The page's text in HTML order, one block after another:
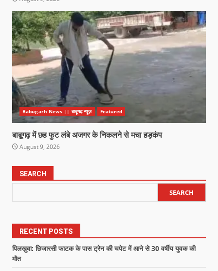
Babugarh News || बाबूगढ़ न्यूज़ Featured
बाबूगढ़ में छह फुट लंबे अजगर के निकलने से मचा हड़कंप
August 9, 2026
SEARCH
SEARCH
RECENT POSTS
पिलखुवा: छिजारसी फाटक के पास ट्रेन की चपेट में आने से 30 वर्षीय युवक की
मौत